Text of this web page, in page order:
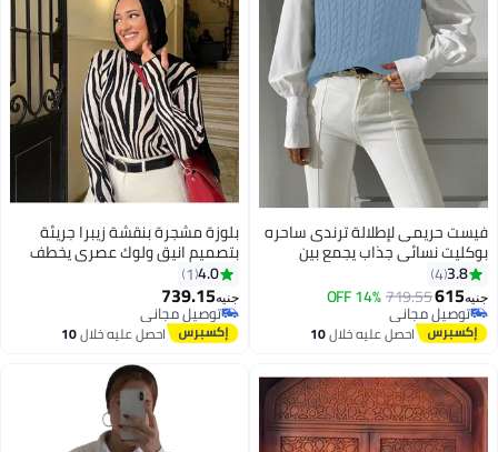
5
فيست حريمى لإطلالة ترندى ساحره
بوكليت نسائي جذاب يجمع بين
الرُقي والنعومة بأسلوب يخطف
الأنظار كود 4504
3.8
4
جنيه615
719.55
14% OFF
توصيل مجاني
توصيل مجانياحصل عليه خلال10
اغسطس
بلوزة مشجرة بنقشة زيبرا جريئة
بتصميم انيق ولوك عصري يخطف
الأنظار ويمنحك إطلالة مليانة
وجاذبية كود 4501.1
4.0
1
جنيه739.15
توصيل مجاني
توصيل مجانياحصل عليه خلال10
اغسطس